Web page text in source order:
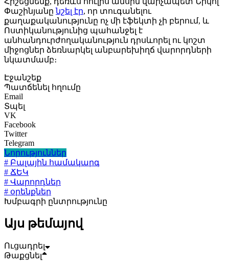
Փաշինյանընշել էր, որ տուգանելու
քաղաքականությունը ոչ մի էֆեկտի չի բերում, և
Ոստիկանությունից պահանջել է
անհանդուրժողականություն դրսևորել ու կոշտ
միջոցներ ձեռնարկել անբարեխիղճ վարորդների
նկատմամբ։
Էջանշեք
Պատճենել հղումը
Email
Տպել
VK
Facebook
Twitter
Telegram
Նորություններ
# Բալային համակարգ
# ՃԵԿ
# Վարորդներ
# օրենքներ
Խմբագրի ընտրությունը
Այս թեմայով
Ուցադրել
Թաքցնել